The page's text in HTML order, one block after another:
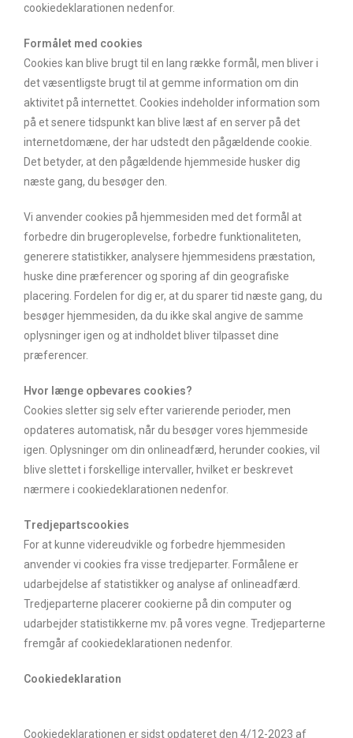
cookiedeklarationen nedenfor.
Formålet med cookies
Cookies kan blive brugt til en lang række formål, men bliver i
det væsentligste brugt til at gemme information om din
aktivitet på internettet. Cookies indeholder information som
på et senere tidspunkt kan blive læst af en server på det
internetdomæne, der har udstedt den pågældende cookie.
Det betyder, at den pågældende hjemmeside husker dig
næste gang, du besøger den.
Vi anvender cookies på hjemmesiden med det formål at
forbedre din brugeroplevelse, forbedre funktionaliteten,
generere statistikker, analysere hjemmesidens præstation,
huske dine præferencer og sporing af din geografiske
placering. Fordelen for dig er, at du sparer tid næste gang, du
besøger hjemmesiden, da du ikke skal angive de samme
oplysninger igen og at indholdet bliver tilpasset dine
præferencer.
Hvor længe opbevares cookies?
Cookies sletter sig selv efter varierende perioder, men
opdateres automatisk, når du besøger vores hjemmeside
igen. Oplysninger om din onlineadfærd, herunder cookies, vil
blive slettet i forskellige intervaller, hvilket er beskrevet
nærmere i cookiedeklarationen nedenfor.
Tredjepartscookies
For at kunne videreudvikle og forbedre hjemmesiden
anvender vi cookies fra visse tredjeparter. Formålene er
udarbejdelse af statistikker og analyse af onlineadfærd.
Tredjeparterne placerer cookierne på din computer og
udarbejder statistikkerne mv. på vores vegne. Tredjeparterne
fremgår af cookiedeklarationen nedenfor.
Cookiedeklaration
Cookiedeklarationen er sidst opdateret den 4/12-2023 af